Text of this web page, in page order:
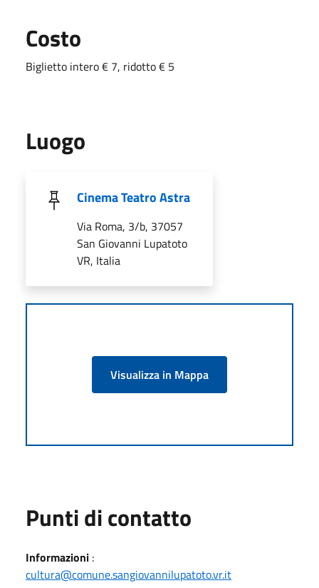
Costo
Biglietto intero € 7, ridotto € 5
Luogo
Cinema Teatro Astra
Via Roma, 3/b, 37057
San Giovanni Lupatoto
VR, Italia
Visualizza in Mappa
Punti di contatto
Informazioni :
cultura@comune.sangiovannilupatoto.vr.it